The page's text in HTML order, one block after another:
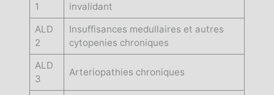
1
invalidant
ALD
2
Insuffisances medullaires et autres
cytopenies chroniques
ALD
3
Arteriopathies chroniques